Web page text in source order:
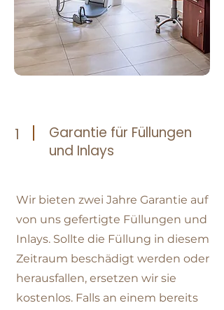
1
Garantie für Füllungen
und Inlays
Wir bieten zwei Jahre Garantie auf
von uns gefertigte Füllungen und
Inlays. Sollte die Füllung in diesem
Zeitraum beschädigt werden oder
herausfallen, ersetzen wir sie
kostenlos. Falls an einem bereits